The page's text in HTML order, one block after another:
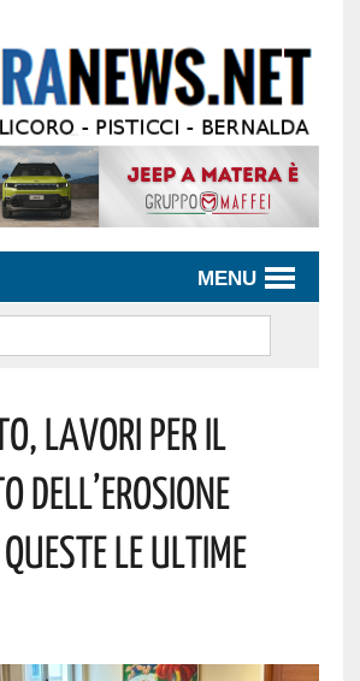
MENU
Lavori Per Il
Dell’erosione
Le Ultime